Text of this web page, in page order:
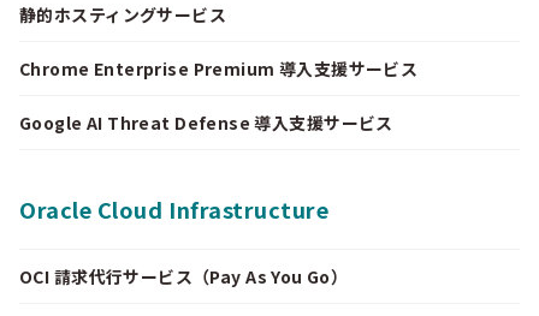
静的ホスティングサービス
Chrome Enterprise Premium 導入支援サービス
Google AI Threat Defense 導入支援サービス
Oracle Cloud Infrastructure
OCI 請求代行サービス（Pay As You Go）